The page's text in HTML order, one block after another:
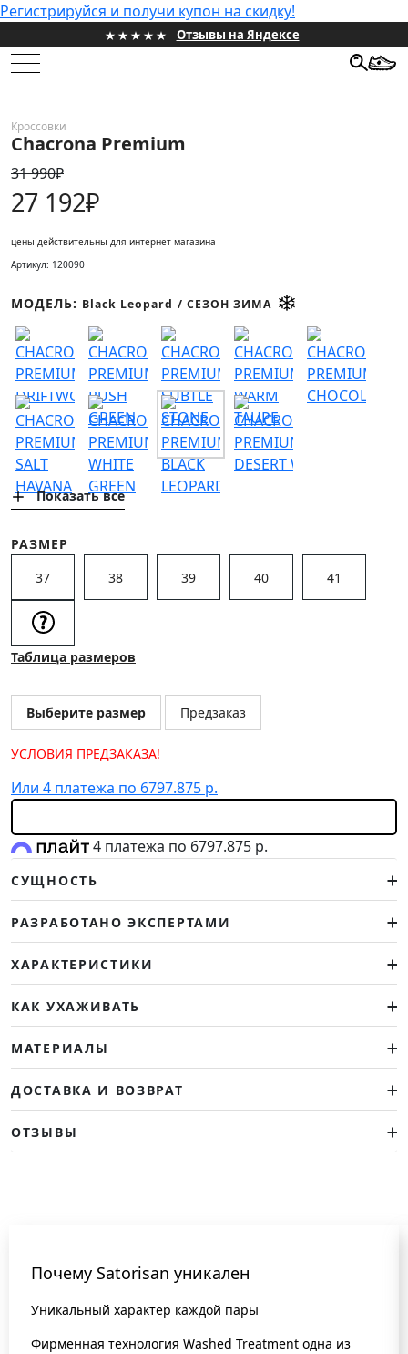
Регистрируйся и получи купон на скидку!
Отзывы на Яндексе
ЖЕНСКИЕ
МУЖСКИЕ
ПОДАРОЧНЫЕ СЕРТИФИКАТЫ
HONEST SALE
ИНФОРМАЦИЯ
КОНТАКТЫ
СОЦИАЛЬНЫЕ СЕТИ
ЛИЧНЫЙ КАБИНЕТ
ОПТОВЫМ КЛИЕНТАМ
Кроссовки
Chacrona Premium
31 990₽
27 192₽
цены действительны для интернет-магазина
Артикул: 120090
МОДЕЛЬ: Black Leopard / СЕЗОН ЗИМА
Показать все
РАЗМЕР
37
38 39 40 41
Таблица размеров
Выберите размер Предзаказ
УСЛОВИЯ ПРЕДЗАКАЗА!
Или 4 платежа по 6797.875 р.
4 платежа по 6797.875 р.
СУЩНОСТЬ
РАЗРАБОТАНО ЭКСПЕРТАМИ
ХАРАКТЕРИСТИКИ
КАК УХАЖИВАТЬ
МАТЕРИАЛЫ
ДОСТАВКА И ВОЗВРАТ
ОТЗЫВЫ
Почему Satorisan уникален
Уникальный характер каждой пары
Фирменная технология Washed Treatment одна из